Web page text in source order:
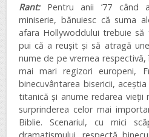
Rant: Pentru anii ’77 când
miniserie, bănuiesc că suma
afara Hollywoddului trebuie
pui că a reușit și să atragă
nume de pe vremea
mai mari regizori europeni,
binecuvântarea bisericii,
titanică și anume redarea vieții
surprinderea celor mai
Biblie. Scenariul, cu mici